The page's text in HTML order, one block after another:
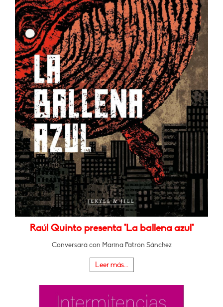
Raúl Quinto presenta "La ballena azul"
Conversará con Marina Patrón Sánchez
Leer más...